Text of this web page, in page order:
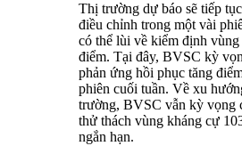
Thị trường dự báo sẽ tiếp
điều chỉnh trong một vài
có thể lùi về kiểm định
điểm. Tại đây, BVSC kỳ
phản ứng hồi phục tăng
phiên cuối tuần. Về xu
trường, BVSC vẫn kỳ vọng
thử thách vùng kháng cự
ngắn hạn.